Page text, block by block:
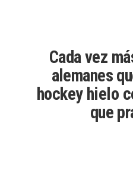
Cada vez
alemanes
hockey hielo
que